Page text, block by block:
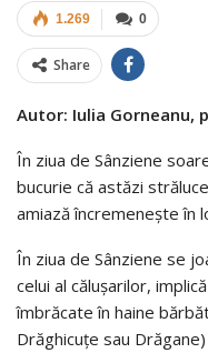
0
1.269
Share
Autor: Iulia Gorneanu,
În ziua de Sânziene
bucurie că astăzi
amiază încremenește în
În ziua de Sânziene se
celui al călușarilor,
îmbrăcate în haine
Drăghicuțe sau